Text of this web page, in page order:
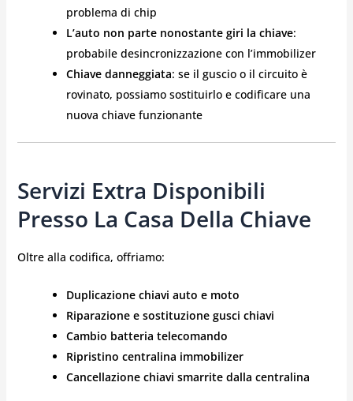
problema di chip
L’auto non parte nonostante giri la chiave:
probabile desincronizzazione con l’immobilizer
Chiave danneggiata: se il guscio o il circuito è
rovinato, possiamo sostituirlo e codificare una
nuova chiave funzionante
Servizi Extra Disponibili
Presso La Casa Della Chiave
Oltre alla codifica, offriamo:
Duplicazione chiavi auto e moto
Riparazione e sostituzione gusci chiavi
Cambio batteria telecomando
Ripristino centralina immobilizer
Cancellazione chiavi smarrite dalla centralina